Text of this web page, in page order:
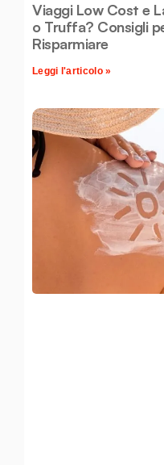
Viaggi Low Cost e
o Truffa? Consigli
Risparmiare
Leggi l'articolo »